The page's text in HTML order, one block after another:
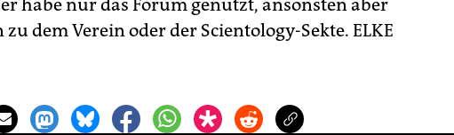
habe nur das Forum genutzt, ansonsten aber
dem Verein oder der Scientology-Sekte. ELKE